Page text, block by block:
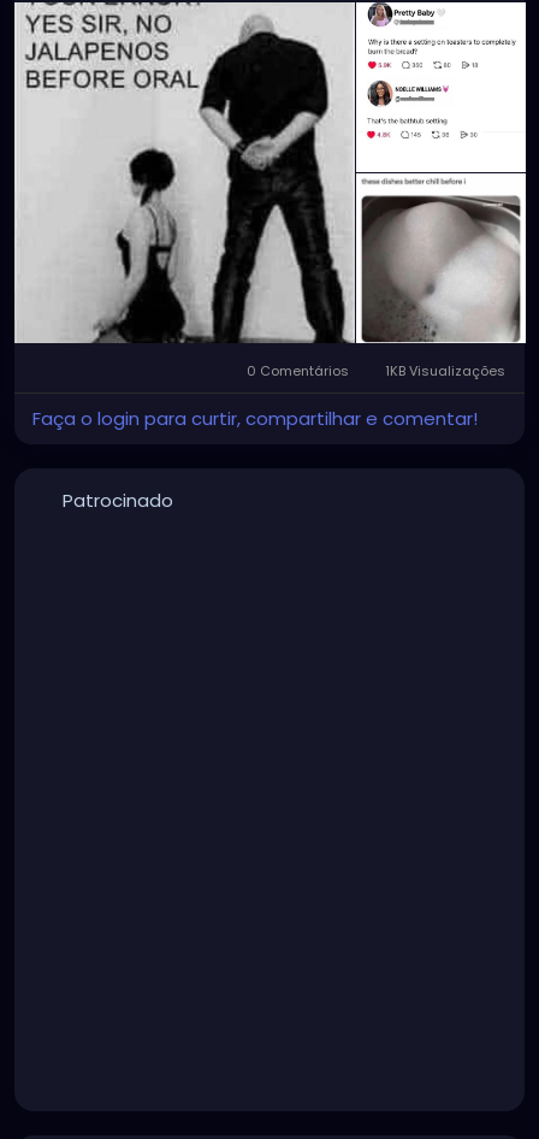
0 Comentários 1KB Visualizações
Faça o login para curtir, compartilhar e comentar!
Patrocinado